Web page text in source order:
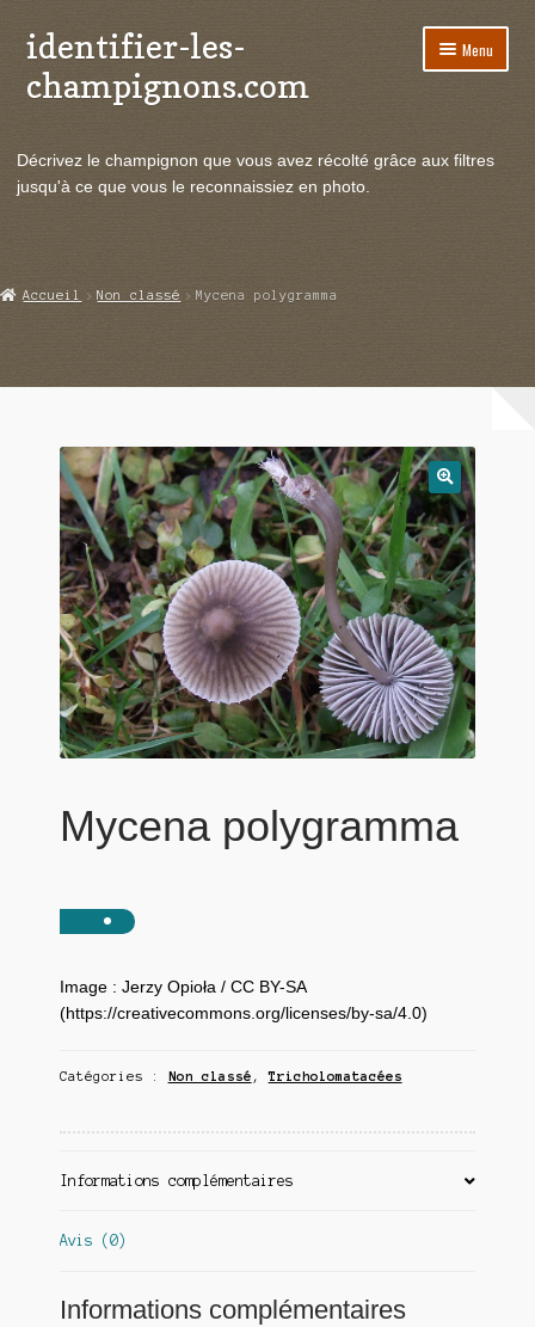
Aller
à
la
Aller
au
contenu
identifier-les-
champignons.com
Menu
le
Actualités
Echanges et contacts
Décrivez le champignon que vous avez récolté grâce aux filtres
jusqu'à ce que vous le reconnaissiez en photo.
Accueil Non classé Mycena polygramma
Mycena polygramma
Image : Jerzy Opioła / CC BY-SA
(https://creativecommons.org/licenses/by-sa/4.0)
Catégories : Non classé ,Tricholomatacées
Informations complémentaires
Avis (0)
Informations complémentaires